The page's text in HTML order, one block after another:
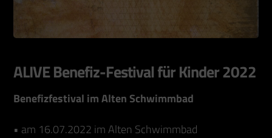
ALIVE Benefiz-Festival für Kinder 2022
Benefizfestival im Alten Schwimmbad
• am 16.07.2022 im Alten Schwimmbad